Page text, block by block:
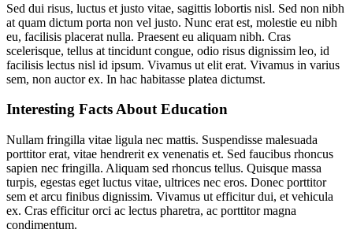
Sed dui risus, luctus et justo vitae, sagittis lobortis nisl. Sed non nibh
at quam dictum porta non vel justo. Nunc erat est, molestie eu nibh
eu, facilisis placerat nulla. Praesent eu aliquam nibh. Cras
scelerisque, tellus at tincidunt congue, odio risus dignissim leo, id
facilisis lectus nisl id ipsum. Vivamus ut elit erat. Vivamus in varius
sem, non auctor ex. In hac habitasse platea dictumst.
Interesting Facts About Education
Nullam fringilla vitae ligula nec mattis. Suspendisse malesuada
porttitor erat, vitae hendrerit ex venenatis et. Sed faucibus rhoncus
sapien nec fringilla. Aliquam sed rhoncus tellus. Quisque massa
turpis, egestas eget luctus vitae, ultrices nec eros. Donec porttitor
sem et arcu finibus dignissim. Vivamus ut efficitur dui, et vehicula
ex. Cras efficitur orci ac lectus pharetra, ac porttitor magna
condimentum.